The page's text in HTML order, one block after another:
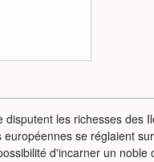
les richesses des
se réglaient
d'incarner un noble